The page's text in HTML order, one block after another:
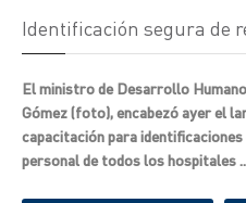
Identificación segura de
El ministro de Desarrollo
Gómez (foto), encabezó ayer el
capacitación para
personal de todos los hospitales